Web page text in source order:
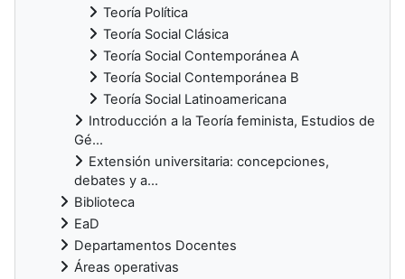
Teoría Política
Teoría Social Clásica
Teoría Social Contemporánea A
Teoría Social Contemporánea B
Teoría Social Latinoamericana
Introducción a la Teoría feminista, Estudios de
Gé...
Extensión universitaria: concepciones,
debates y a...
Biblioteca
EaD
Departamentos Docentes
Áreas operativas